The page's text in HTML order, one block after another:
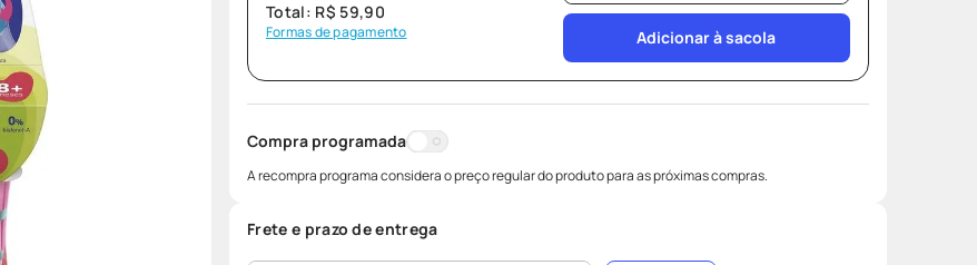
Total: R$ 59,90
Formas de pagamento Adicionar à sacola
Compra programada
A recompra programa considera o preço regular do produto para as próximas compras.
Frete e prazo de entrega